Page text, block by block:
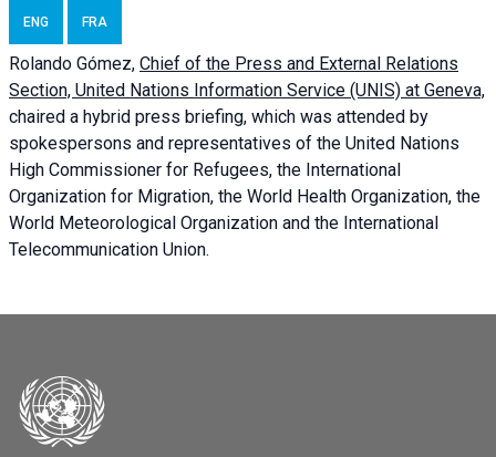
ENG FRA
Rolando Gómez, Chief of the Press and External Relations
Section, United Nations Information Service (UNIS) at Geneva,
chaired a hybrid press briefing, which was attended by
spokespersons and representatives of the United Nations
High Commissioner for Refugees, the International
Organization for Migration, the World Health Organization, the
World Meteorological Organization and the International
Telecommunication Union.